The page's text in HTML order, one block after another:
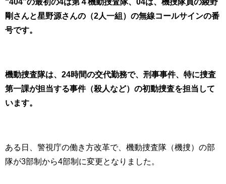
剛さんと星野源さんの（2人一組）の無線コールサインの番
号です。
機動捜査隊は、24時間の交代勤務で、刑事事件、特に捜査
第一課が担当する事件（殺人など）の初動捜査を担当して
います。
ある日、警視庁の働き方改革で、機動捜査隊（機捜）の部
隊が3部制から4部制に変更となりました。